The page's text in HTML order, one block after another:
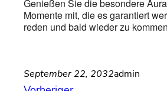
Genießen Sie die besondere
Momente mit, die es garantiert
reden und bald wieder zu
September 22, 2032admin